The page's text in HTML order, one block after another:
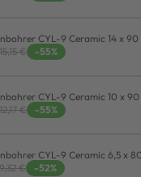
CYL-9 Ceramic 14 x 90
€ -55%
CYL-9 Ceramic 10 x
€ -55%
CYL-9 Ceramic 6,5 x
€ -52%